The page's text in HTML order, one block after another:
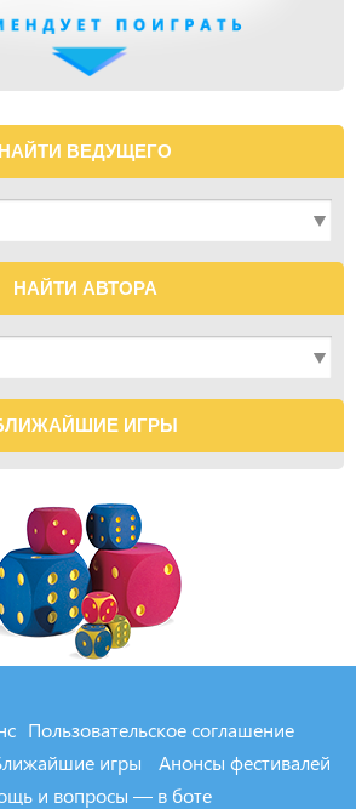
НАЙТИ ВЕДУЩЕГО
НАЙТИ АВТОРА
ИГРЫ
Пользовательское соглашение
игры
Анонсы фестивалей
и вопросы — в боте